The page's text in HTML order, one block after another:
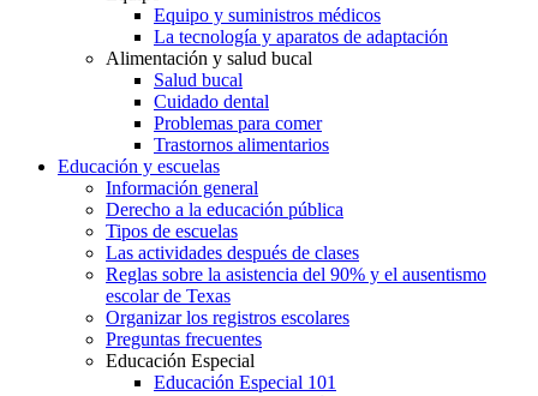
Equipo y suministros médicos
La tecnología y aparatos de adaptación
Alimentación y salud bucal
Salud bucal
Cuidado dental
Problemas para comer
Trastornos alimentarios
Educación y escuelas
Información general
Derecho a la educación pública
Tipos de escuelas
Las actividades después de clases
Reglas sobre la asistencia del 90% y el ausentismo
escolar de Texas
Organizar los registros escolares
Preguntas frecuentes
Educación Especial
Educación Especial 101